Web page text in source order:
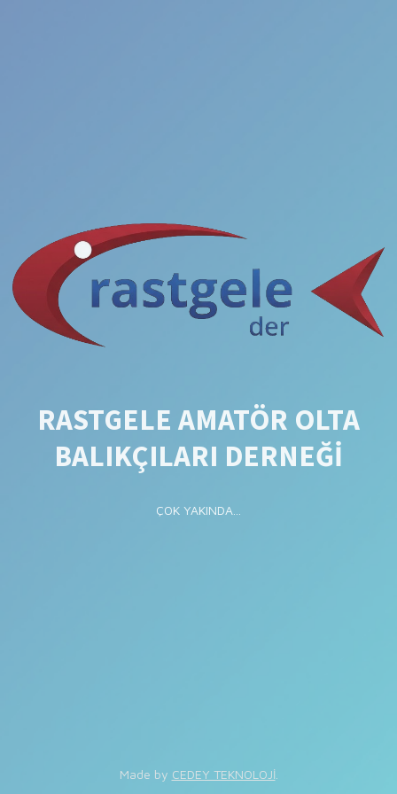
RASTGELE AMATÖR OLTA
BALIKÇILARI DERNEĞİ
ÇOK YAKINDA...
Made by CEDEY TEKNOLOJİ